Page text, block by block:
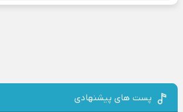
پست های پیشنهادی